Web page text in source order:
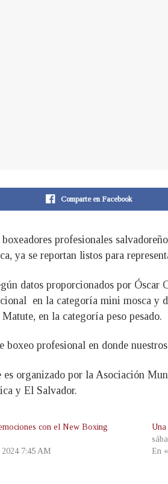
Comparte en Facebook
boxeadores profesionales
ya se reportan listos para
datos proporcionados por Óscar
en la categoría mini mosca y
en la categoría peso pesado.
boxeo profesional en donde
es organizado por la Asociación
y El Salvador.
con el New Boxing
7:45 AM
En